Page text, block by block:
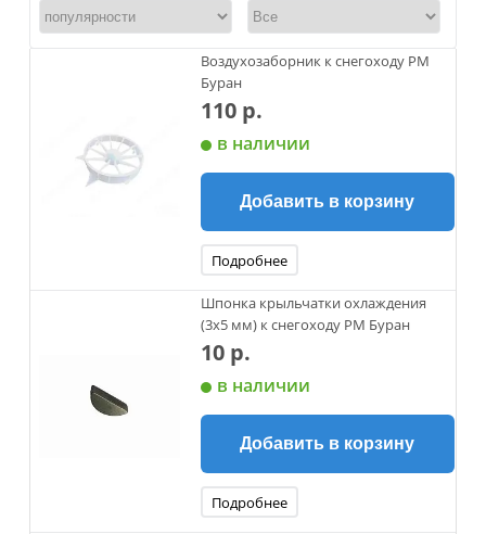
Воздухозаборник к снегоходу РМ
Буран
110 р.
в наличии
Добавить в корзину
Подробнее
Шпонка крыльчатки охлаждения
(3х5 мм) к снегоходу РМ Буран
10 р.
в наличии
Добавить в корзину
Подробнее